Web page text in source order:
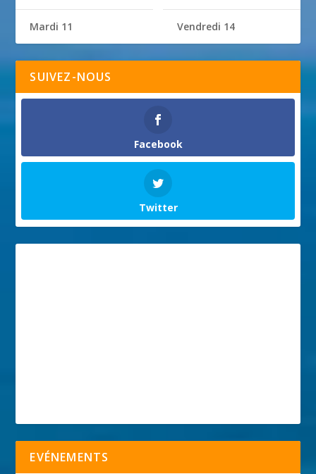
Mardi 11 Vendredi 14
SUIVEZ-NOUS
Facebook
Twitter
EVÉNEMENTS